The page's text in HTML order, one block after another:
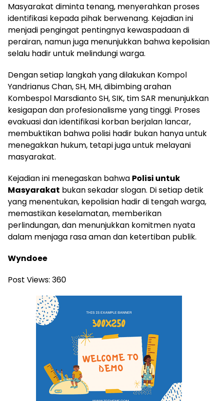
Masyarakat diminta tenang, menyerahkan proses
identifikasi kepada pihak berwenang. Kejadian ini
menjadi pengingat pentingnya kewaspadaan di
perairan, namun juga menunjukkan bahwa kepolisian
selalu hadir untuk melindungi warga.
Dengan setiap langkah yang dilakukan Kompol
Yandrianus Chan, SH, MH, dibimbing arahan
Kombespol Marsdianto SH, SIK, tim SAR menunjukkan
kesigapan dan profesionalisme yang tinggi. Proses
evakuasi dan identifikasi korban berjalan lancar,
membuktikan bahwa polisi hadir bukan hanya untuk
menegakkan hukum, tetapi juga untuk melayani
masyarakat.
Kejadian ini menegaskan bahwa Polisi untuk
Masyarakat bukan sekadar slogan. Di setiap detik
yang menentukan, kepolisian hadir di tengah warga,
memastikan keselamatan, memberikan
perlindungan, dan menunjukkan komitmen nyata
dalam menjaga rasa aman dan ketertiban publik.
Wyndoee
Post Views: 360